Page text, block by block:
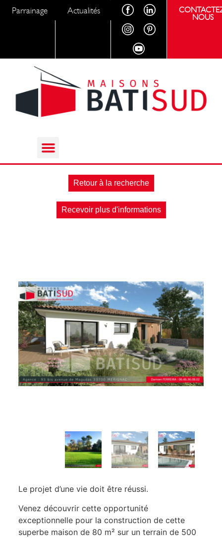
Parrainage Actualités
NOUS
Retour à la recherche
Recevoir plus d'informations
Le projet d’une vie doit être réussi.
Venez découvrir cette opportunité
exceptionnelle pour la construction de cette
superbe maison de 80 m² sur un terrain de 500